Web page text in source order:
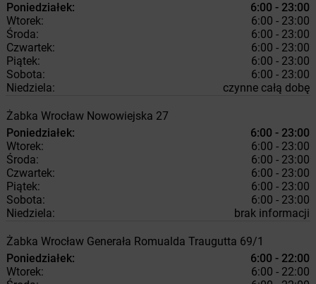
Poniedziałek:
6:00 - 23:00
Wtorek:
6:00 - 23:00
Środa:
6:00 - 23:00
Czwartek:
6:00 - 23:00
Piątek:
6:00 - 23:00
Sobota:
6:00 - 23:00
Niedziela:
czynne całą dobę
Żabka Wrocław Nowowiejska 27
Poniedziałek:
6:00 - 23:00
Wtorek:
6:00 - 23:00
Środa:
6:00 - 23:00
Czwartek:
6:00 - 23:00
Piątek:
6:00 - 23:00
Sobota:
6:00 - 23:00
Niedziela:
brak informacji
Żabka Wrocław Generała Romualda Traugutta 69/1
Poniedziałek:
6:00 - 22:00
Wtorek:
6:00 - 22:00